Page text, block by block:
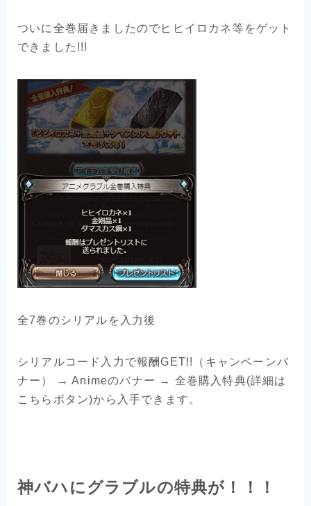
ついに全巻届きましたのでヒヒイロカネ等をゲット
できました!!!
全7巻のシリアルを入力後
シリアルコード入力で報酬GET!!（キャンペーンバ
ナー） → Animeのバナー → 全巻購入特典(詳細は
こちらボタン)から入手できます。
神バハにグラブルの特典が！！！